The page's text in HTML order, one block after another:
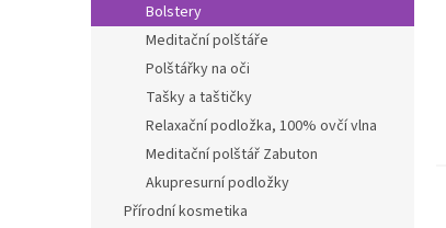
Bolstery
Meditační polštáře
Polštářky na oči
Tašky a taštičky
Relaxační podložka, 100% ovčí vlna
Meditační polštář Zabuton
Akupresurní podložky
Přírodní kosmetika